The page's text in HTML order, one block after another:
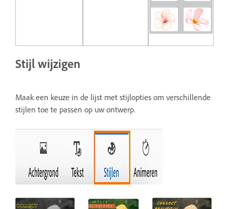
Stijl wijzigen
Maak een keuze in de lijst met stijlopties om verschillende
stijlen toe te passen op uw ontwerp.